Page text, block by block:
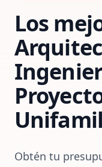
Los
Obtén tu